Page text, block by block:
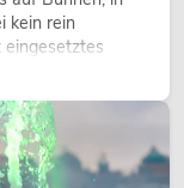
kein rein
Szenen